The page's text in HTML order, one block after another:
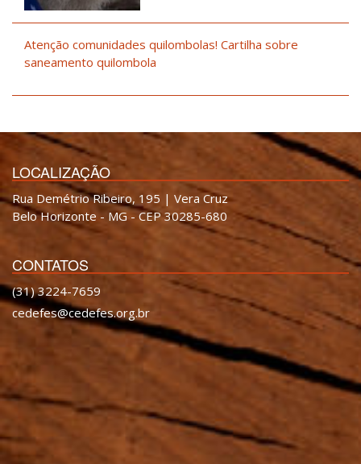
Atenção comunidades quilombolas! Cartilha sobre
saneamento quilombola
LOCALIZAÇÃO
Rua Demétrio Ribeiro, 195 | Vera Cruz
Belo Horizonte - MG - CEP 30285-680
CONTATOS
(31) 3224-7659
cedefes@cedefes.org.br